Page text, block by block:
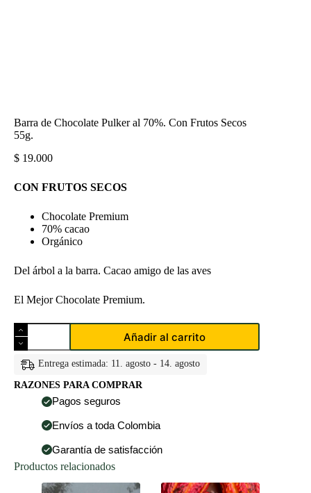
Barra de Chocolate Pulker al 70%. Con Frutos Secos
55g.
$ 19.000
CON FRUTOS SECOS
Chocolate Premium
70% cacao
Orgánico
Del árbol a la barra. Cacao amigo de las aves
El Mejor Chocolate Premium.
Barra
de
Chocolate
Pulker
70%.
cantidad
Añadir al carrito
Entrega estimada: 11. agosto - 14. agosto
RAZONES PARA COMPRAR
Pagos seguros
Envíos a toda Colombia
Garantía de satisfacción
Productos relacionados